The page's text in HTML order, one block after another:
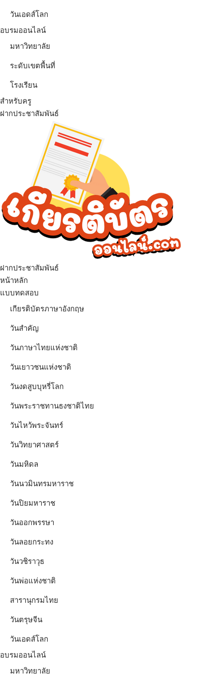
วันเอดส์โลก
อบรมออนไลน์
มหาวิทยาลัย
ระดับเขตพื้นที่
โรงเรียน
สำหรับครู
ฝากประชาสัมพันธ์
ฝากประชาสัมพันธ์
เมนู
หน้าหลัก
แบบทดสอบ
เกียรติบัตรภาษาอังกฤษ
วันสำคัญ
วันภาษาไทยแห่งชาติ
วันเยาวชนแห่งชาติ
วันงดสูบบุหรี่โลก
วันพระราชทานธงชาติไทย
วันไหว้พระจันทร์​
วันวิทยาศาสตร์
วันมหิดล
วันนวมินทรมหาราช
วันปิยมหาราช
วันออกพรรษา
วันลอยกระทง
วันวชิราวุธ
วันพ่อแห่งชาติ
สารานุกรมไทย
วันตรุษจีน
วันเอดส์โลก
อบรมออนไลน์
มหาวิทยาลัย